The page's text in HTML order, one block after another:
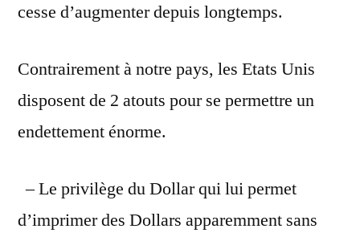
cesse d’augmenter depuis longtemps.
Contrairement à notre pays, les Etats Unis
disposent de 2 atouts pour se permettre un
endettement énorme.
– Le privilège du Dollar qui lui permet
d’imprimer des Dollars apparemment sans